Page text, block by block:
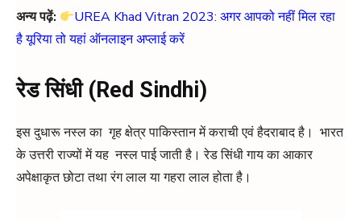
अन्य पढ़ें:
UREA Khad Vitran 2023: अगर आपको नहीं मिल रहा
है यूरिया तो यहां ऑनलाइन अप्लाई करें
रेड सिंधी (Red Sindhi)
इस दुधारू नस्ल का गृह क्षेत्र पाकिस्तान में कराची एवं हैदराबाद है। भारत
के उत्तरी राज्यों में यह नस्ल पाई जाती है। रेड सिंधी गाय का आकार
अपेक्षाकृत छोटा तथा रंग लाल या गहरा लाल होता है।